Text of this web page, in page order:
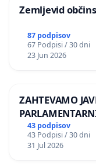
dr. Pavel Gantar
prof. dr. Peter Krečič
prof. dr. Rado Riha
Zemljevid
87 podpisov
67 Podpisi / 30 dni
23 Jun 2026
ZAHTEVAMO
ILEGALNI
43 podpisov
43 Podpisi / 30 dni
31 Jul 2026